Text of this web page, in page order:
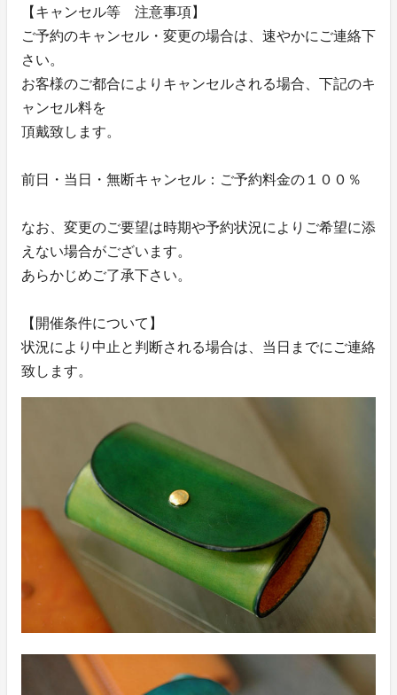
【キャンセル等 注意事項】
ご予約のキャンセル・変更の場合は、速やかにご連絡下
さい。
お客様のご都合によりキャンセルされる場合、下記のキ
ャンセル料を
頂戴致します。
前日・当日・無断キャンセル：ご予約料金の１００％
なお、変更のご要望は時期や予約状況によりご希望に添
えない場合がございます。
あらかじめご了承下さい。
【開催条件について】
状況により中止と判断される場合は、当日までにご連絡
致します。